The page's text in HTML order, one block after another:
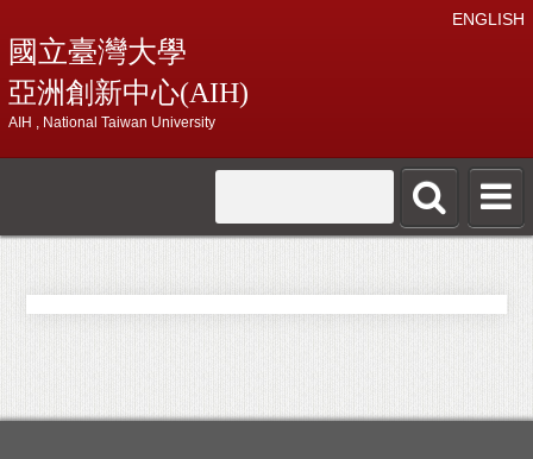
ENGLISH
國立臺灣大學
亞洲創新中心(AIH)
AIH , National Taiwan University